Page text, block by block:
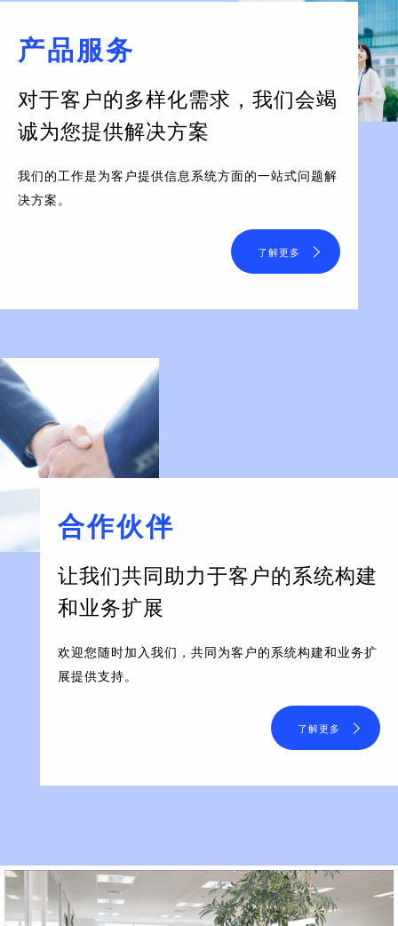
产品服务
对于客户的多样化需求， 我们会竭
诚为您提供解决方案
我们的工作是为客户提供信息系统方面的一站式问题解
决方案。
了解更多
合作伙伴
让我们共同助力于客户的系统构建
和业务扩展
欢迎您随时加入我们，共同为客户的系统构建和业务扩
展提供支持。
了解更多